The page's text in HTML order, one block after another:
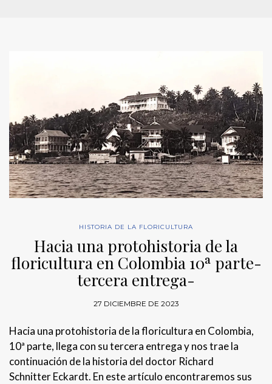
HISTORIA DE LA FLORICULTURA
Hacia una protohistoria de la
floricultura en Colombia 10ª parte-
tercera entrega-
27 DICIEMBRE DE 2023
Hacia una protohistoria de la floricultura en Colombia,
10ª parte, llega con su tercera entrega y nos trae la
continuación de la historia del doctor Richard
Schnitter Eckardt. En este artículo encontraremos sus